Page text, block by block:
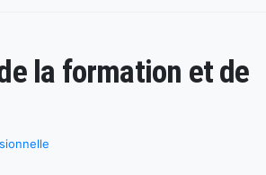
la formation et de